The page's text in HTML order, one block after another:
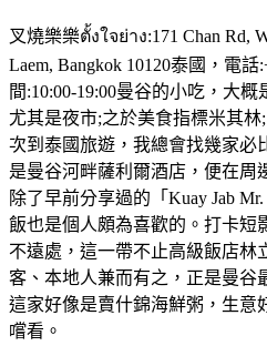
叉燒樂樂ตั้งใจย่าง:171 Chan Rd,
Laem, Bangkok 10120泰國，電話
間:10:00-19:00曼谷的小吃，大
尤其是夜市;之於美食指標米其
次到泰國旅遊，我總會找幾家必
是曼谷河畔薩利爾酒店，便在周
除了早前分享過的「Kuay Jab
飯也是個人頗為喜歡的。打卡短
不遠處，這一帶不止高級飯店林
客、本地人兼而有之，正是曼谷
這家好像是賣什錦海鮮粥，生意
嚐看。